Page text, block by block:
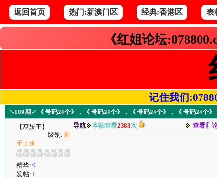
返回首页 热门:新澳门区 经典:香港区 表
《红姐论坛
记住我们
↘189期↙《 号码24个》，《 号码24个》，《 号码24个》，《 号码24个》
【巫妖王】
级别: 新
手上路
精华: 0
发帖: 1
导航 本帖查看2383次 查看〖